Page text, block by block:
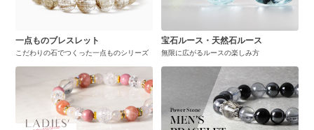
一点ものブレスレット
こだわりの石でつくった一点ものシリーズ
宝石ルース・天然石ルース
無限に広がるルースの楽しみ方